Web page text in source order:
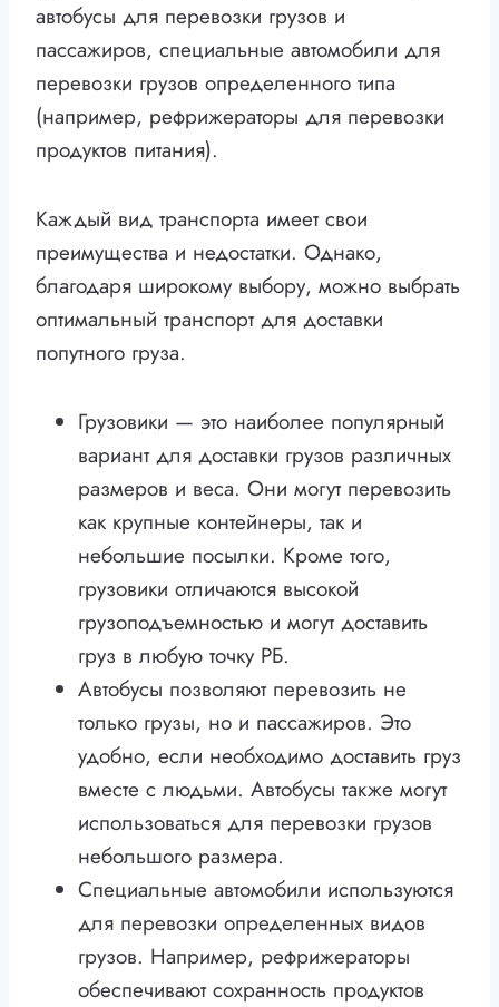
автобусы для перевозки грузов и
пассажиров, специальные автомобили для
перевозки грузов определенного типа
(например, рефрижераторы для перевозки
продуктов питания).
Каждый вид транспорта имеет свои
преимущества и недостатки. Однако,
благодаря широкому выбору, можно выбрать
оптимальный транспорт для доставки
попутного груза.
Грузовики — это наиболее популярный
вариант для доставки грузов различных
размеров и веса. Они могут перевозить
как крупные контейнеры, так и
небольшие посылки. Кроме того,
грузовики отличаются высокой
грузоподъемностью и могут доставить
груз в любую точку РБ.
Автобусы позволяют перевозить не
только грузы, но и пассажиров. Это
удобно, если необходимо доставить груз
вместе с людьми. Автобусы также могут
использоваться для перевозки грузов
небольшого размера.
Специальные автомобили используются
для перевозки определенных видов
грузов. Например, рефрижераторы
обеспечивают сохранность продуктов